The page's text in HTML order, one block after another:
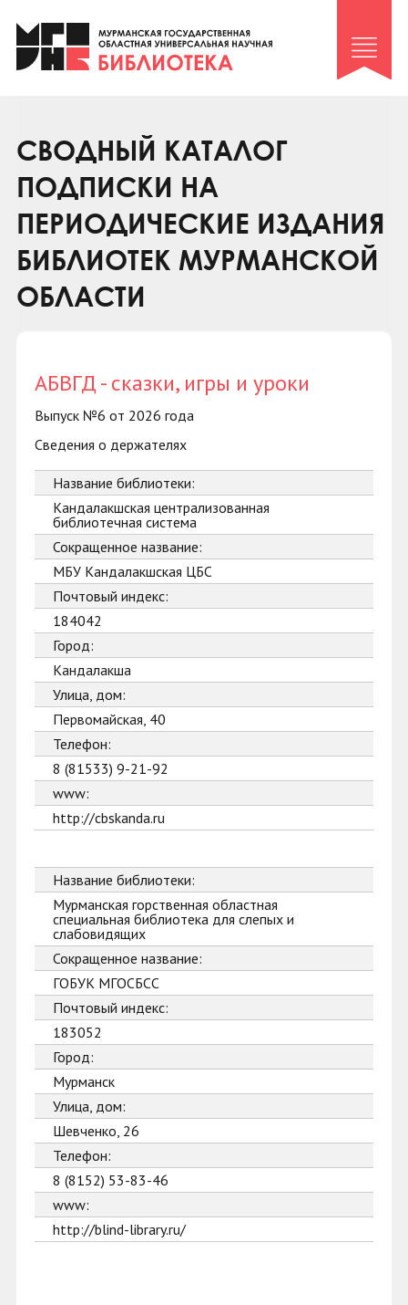
Клуб «Гиря и сельдерей»
Клуб «Семейный архив»
Коллегам
Контакты
СВОДНЫЙ КАТАЛОГ
ПОДПИСКИ НА
ПЕРИОДИЧЕСКИЕ ИЗДАНИЯ
БИБЛИОТЕК МУРМАНСКОЙ
ОБЛАСТИ
АБВГД - сказки, игры и уроки
Выпуск №6 от 2026 года
Сведения о держателях
Название библиотеки:
Кандалакшская централизованная
библиотечная система
Сокращенное название:
МБУ Кандалакшская ЦБС
Почтовый индекс:
184042
Город:
Кандалакша
Улица, дом:
Первомайская, 40
Телефон:
8 (81533) 9-21-92
www:
http://cbskanda.ru
Название библиотеки:
Мурманская горственная областная
специальная библиотека для слепых и
слабовидящих
Сокращенное название:
ГОБУК МГОСБСС
Почтовый индекс:
183052
Город:
Мурманск
Улица, дом:
Шевченко, 26
Телефон:
8 (8152) 53-83-46
www:
http://blind-library.ru/